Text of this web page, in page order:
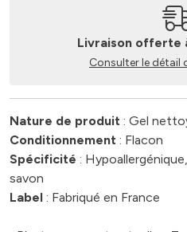
Livraison offerte
Consulter le détail
Nature de produit : Gel
Conditionnement : Flacon
Spécificité :
savon
Label : Fabriqué en France